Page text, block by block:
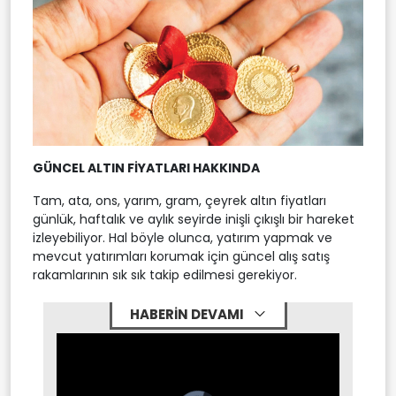
GÜNCEL ALTIN FİYATLARI HAKKINDA
Tam, ata, ons, yarım, gram, çeyrek altın fiyatları
günlük, haftalık ve aylık seyirde inişli çıkışlı bir hareket
izleyebiliyor. Hal böyle olunca, yatırım yapmak ve
mevcut yatırımları korumak için güncel alış satış
rakamlarının sık sık takip edilmesi gerekiyor.
HABERİN DEVAMI